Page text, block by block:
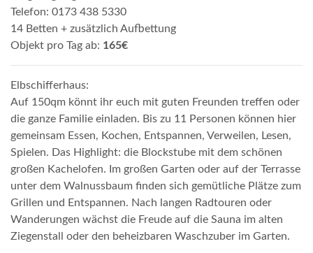
Telefon: 0173 438 5330
14 Betten + zusätzlich Aufbettung
Objekt pro Tag ab: 165€
Elbschifferhaus:
Auf 150qm könnt ihr euch mit guten Freunden treffen oder
die ganze Familie einladen. Bis zu 11 Personen können hier
gemeinsam Essen, Kochen, Entspannen, Verweilen, Lesen,
Spielen. Das Highlight: die Blockstube mit dem schönen
großen Kachelofen. Im großen Garten oder auf der Terrasse
unter dem Walnussbaum finden sich gemütliche Plätze zum
Grillen und Entspannen. Nach langen Radtouren oder
Wanderungen wächst die Freude auf die Sauna im alten
Ziegenstall oder den beheizbaren Waschzuber im Garten.